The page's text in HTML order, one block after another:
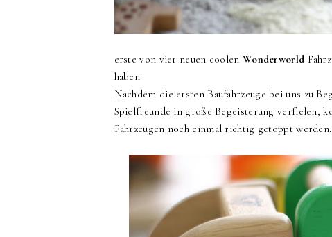
erste von vier neuen coolen Wonderworld
haben.
Nachdem die ersten Baufahrzeuge bei uns zu
Spielfreunde in große Begeisterung verfielen,
Fahrzeugen noch einmal richtig getoppt werden.